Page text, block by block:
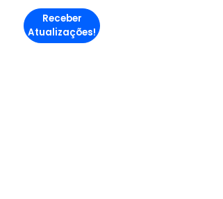
Receber
Atualizações!